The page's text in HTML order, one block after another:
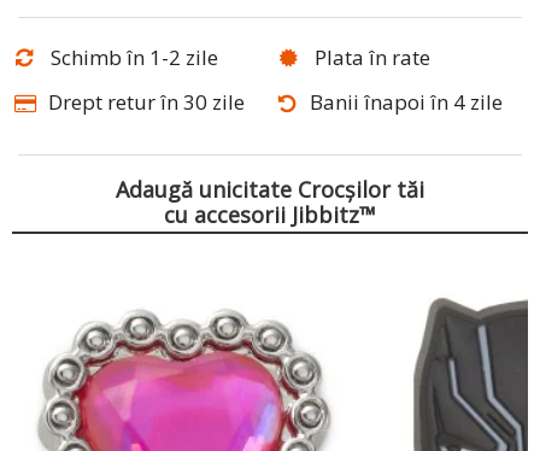
Schimb în 1-2 zile
Plata în rate
Drept retur în 30 zile
Banii înapoi în 4 zile
Adaugă unicitate Crocșilor tăi
cu accesorii Jibbitz™